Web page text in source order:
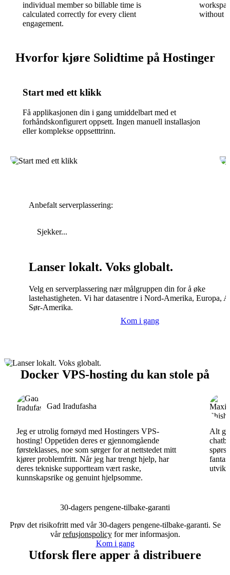
individual member so billable time is
calculated correctly for every client
engagement.
without
Hvorfor kjøre Solidtime på Hostinger
Start med ett klikk
Få applikasjonen din i gang umiddelbart med et
forhåndskonfigurert oppsett. Ingen manuell installasjon
eller komplekse oppsetttrinn.
Anbefalt serverplassering:
Sjekker...
Lanser lokalt. Voks globalt.
Velg en serverplassering nær målgruppen din for å øke
lastehastigheten. Vi har datasentre i Nord-Amerika, Europa,
Sør-Amerika.
Kom i gang
Docker VPS-hosting du kan stole på
Gad Iradufasha
Jeg er utrolig fornøyd med Hostingers VPS-
hosting! Oppetiden deres er gjennomgående
førsteklasses, noe som sørger for at nettstedet mitt
kjører problemfritt. Når jeg har trengt hjelp, har
deres tekniske supportteam vært raske,
kunnskapsrike og genuint hjelpsomme.
Alt
30-dagers pengene-tilbake-garanti
Prøv det risikofritt med vår 30-dagers pengene-tilbake-garanti. Se
vårrefusjonspolicyfor mer informasjon.
Kom i gang
Utforsk flere apper å distribuere